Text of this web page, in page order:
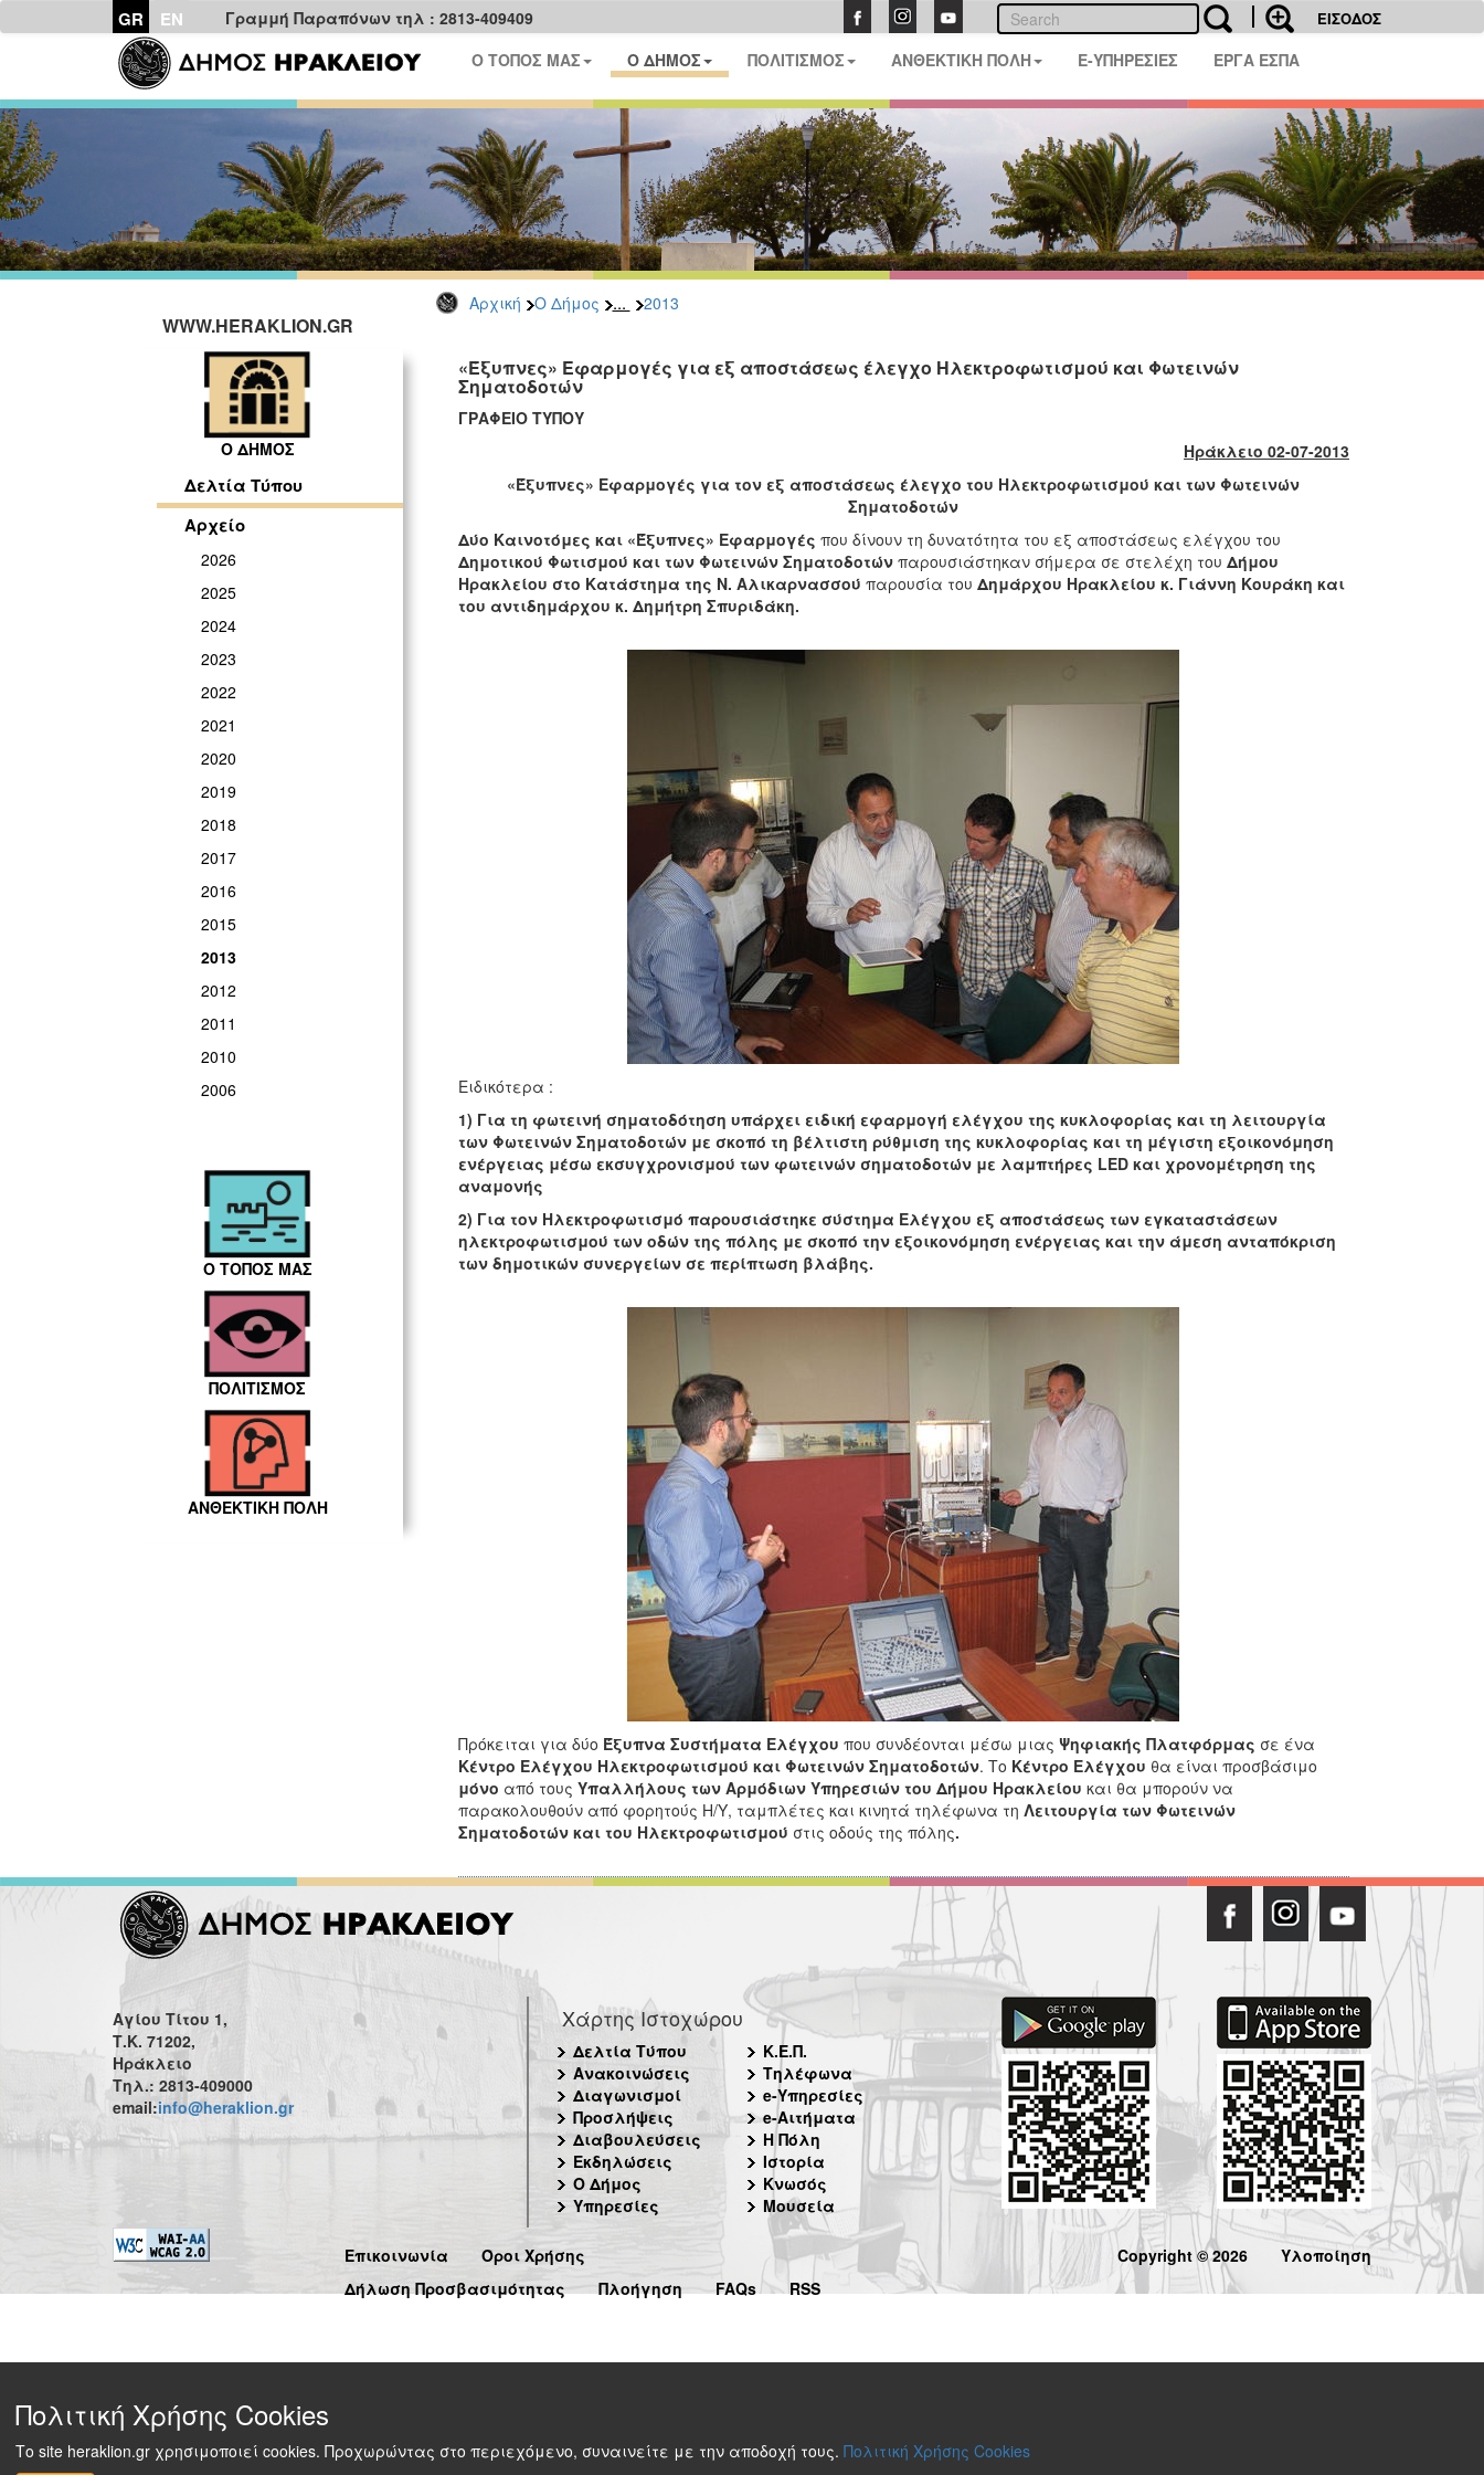
GR EN Γραμμή Παραπόνων τηλ : 2813-409409 ΕΙΣΟΔΟΣ
Ο ΤΟΠΟΣ ΜΑΣ Ο ΔΗΜΟΣ ΠΟΛΙΤΙΣΜΟΣ ΑΝΘΕΚΤΙΚΗ ΠΟΛΗ E-ΥΠΗΡΕΣΙΕΣ ΕΡΓΑ ΕΣΠΑ
Αρχική Ο Δήμος ... 2013
WWW.HERAKLION.GR
Ο ΔΗΜΟΣ
Δελτία Τύπου
Αρχείο
2026
2025
2024
2023
2022
2021
2020
2019
2018
2017
2016
2015
2013
2012
2011
2010
2006
Ο ΤΟΠΟΣ ΜΑΣ
ΠΟΛΙΤΙΣΜΟΣ
ΑΝΘΕΚΤΙΚΗ ΠΟΛΗ
«Έξυπνες» Εφαρμογές για εξ αποστάσεως έλεγχο Ηλεκτροφωτισμού και Φωτεινών
Σηματοδοτών
ΓΡΑΦΕΙΟ ΤΥΠΟΥ
Ηράκλειο 02-07-2013
«Έξυπνες» Εφαρμογές για τον εξ αποστάσεως έλεγχο του Ηλεκτροφωτισμού και των Φωτεινών
Σηματοδοτών
Δύο Καινοτόμες και «Έξυπνες» Εφαρμογές που δίνουν τη δυνατότητα του εξ αποστάσεως ελέγχου του
Δημοτικού Φωτισμού και των Φωτεινών Σηματοδοτώνπαρουσιάστηκαν σήμερα σε στελέχη του Δήμου
Ηρακλείου στο Κατάστημα της Ν. Αλικαρνασσού παρουσία του Δημάρχου Ηρακλείου κ. Γιάννη Κουράκη και
του αντιδημάρχου κ. Δημήτρη Σπυριδάκη.
Ειδικότερα :
1) Για τη φωτεινή σηματοδότηση υπάρχει ειδική εφαρμογή ελέγχου της κυκλοφορίας και τη λειτουργία
των Φωτεινών Σηματοδοτών με σκοπό τη βέλτιστη ρύθμιση της κυκλοφορίας και τη μέγιστη εξοικονόμηση
ενέργειας μέσω εκσυγχρονισμού των φωτεινών σηματοδοτών με λαμπτήρες LED και χρονομέτρηση της
αναμονής
2) Για τον Ηλεκτροφωτισμό παρουσιάστηκε σύστημα Ελέγχου εξ αποστάσεως των εγκαταστάσεων
ηλεκτροφωτισμού των οδών της πόλης με σκοπό την εξοικονόμηση ενέργειας και την άμεση ανταπόκριση
των δημοτικών συνεργείων σε περίπτωση βλάβης.
Πρόκειται για δύο Έξυπνα Συστήματα Ελέγχου που συνδέονται μέσω μιας Ψηφιακής Πλατφόρμας σε ένα
Κέντρο Ελέγχου Ηλεκτροφωτισμού και Φωτεινών Σηματοδοτών. Το Κέντρο Ελέγχου θα είναι προσβάσιμο
μόνο από τους Υπαλλήλους των Αρμόδιων Υπηρεσιών του Δήμου Ηρακλείου και θα μπορούν να
παρακολουθούν από φορητούς Η/Υ, ταμπλέτες και κινητά τηλέφωνα τη Λειτουργία των Φωτεινών
Σηματοδοτών και του Ηλεκτροφωτισμού στις οδούς της πόλης.
Αγίου Τίτου 1,
Τ.Κ. 71202,
Ηράκλειο
Τηλ.: 2813-409000
email:info@heraklion.gr
Χάρτης Ιστοχώρου
Δελτία Τύπου
Ανακοινώσεις
Διαγωνισμοί
Προσλήψεις
Διαβουλεύσεις
Εκδηλώσεις
Ο Δήμος
Υπηρεσίες
Κ.Ε.Π.
Τηλέφωνα
e-Υπηρεσίες
e-Αιτήματα
Η Πόλη
Ιστορία
Κνωσός
Μουσεία
Επικοινωνία
Όροι Χρήσης
Δήλωση Προσβασιμότητας
Πλοήγηση FAQs RSS
Copyright © 2026 Υλοποίηση
Πολιτική Χρήσης Cookies
Το site heraklion.gr χρησιμοποιεί cookies. Προχωρώντας στο περιεχόμενο, συναινείτε με την αποδοχή τους. Πολιτική Χρήσης Cookies